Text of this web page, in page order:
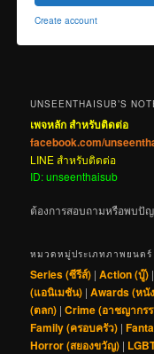
Create account
UNSEENTHAISUB’S
เพจหลัก สำหรับติดต่อ
facebook.com/
LINE สำหรับติดต่อ
ID: unseenthaisub
ต้องการสอบถามหรือพบปั
หมวดหมู่ประเภทภาพยนตร์
Series (ซีรีส์) |Action (บู๊)
(แอนิเมชัน) |Awards (หนั
(ตลก) |Crime (อาชญากร
Family (ครอบครัว) |
Horror (สยองขวัญ) |